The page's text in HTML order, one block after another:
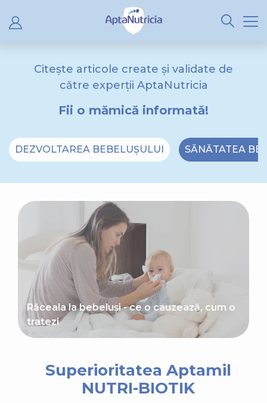
Citește articole create și validate de
către experții AptaNutricia
Fii o mămică informată!
DEZVOLTAREA BEBELUȘULUI SĂNĂTATEA
Răceala la bebeluși - ce o cauzează, cum o
tratezi
Superioritatea Aptamil
NUTRI-BIOTIK